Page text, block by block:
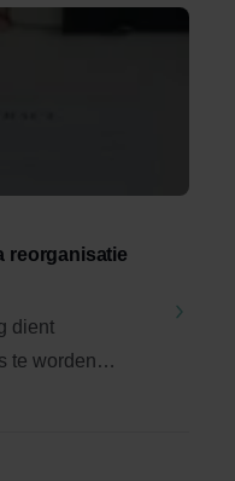
reorganisatie
dient
te worden